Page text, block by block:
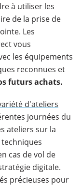
à utiliser les
de la prise de
Les
vous
les équipements
reconnues et
futurs achats.
d'ateliers
journées du
ateliers sur la
cas de vol de
digitale.
précieuses pour